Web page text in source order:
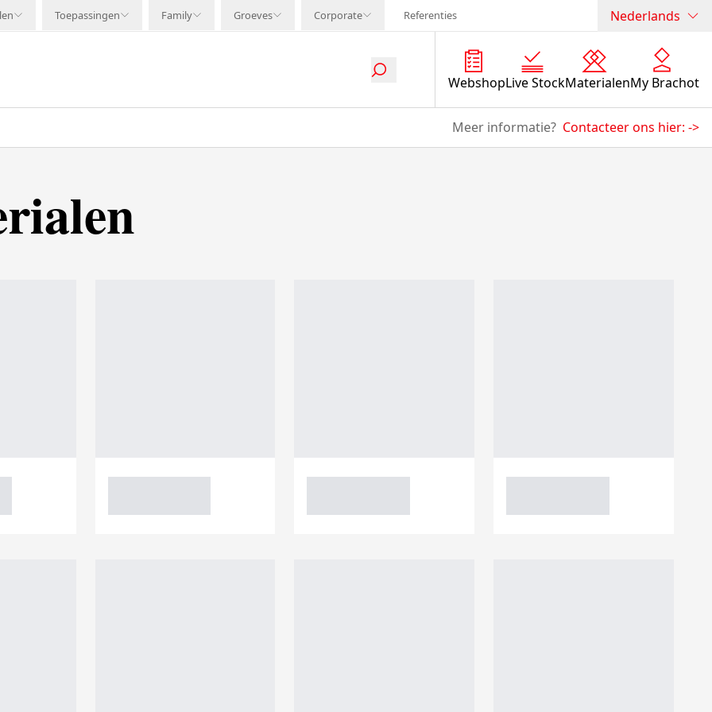
Toepassingen Family Groeves Corporate Referenties Nederlands
WebshopLive StockMaterialenMy Brachot
Meer informatie? Contacteer ons hier: ->